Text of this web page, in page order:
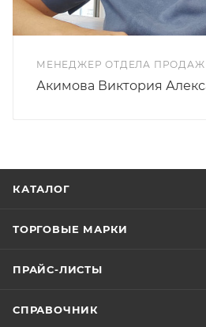
МЕНЕДЖЕР ОТДЕЛА ПРОДАЖ
Акимова Виктория
КАТАЛОГ
ТОРГОВЫЕ МАРКИ
ПРАЙС-ЛИСТЫ
СПРАВОЧНИК